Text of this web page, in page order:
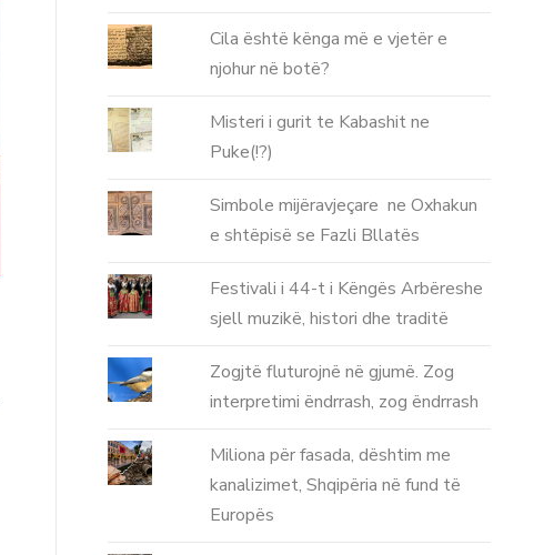
Cila është kënga më e vjetër e
njohur në botë?
Misteri i gurit te Kabashit ne
Puke(!?)
Simbole mijëravjeçare ne Oxhakun
e shtëpisë se Fazli Bllatës
Festivali i 44-t i Këngës Arbëreshe
sjell muzikë, histori dhe traditë
Zogjtë fluturojnë në gjumë. Zog
interpretimi ëndrrash, zog ëndrrash
Miliona për fasada, dështim me
kanalizimet, Shqipëria në fund të
Europës